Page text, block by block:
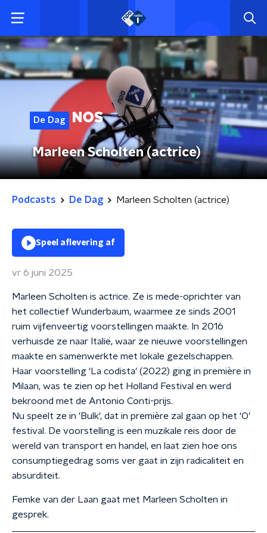
De Dag
Marleen Scholten (actrice)
Podcasts De Dag Marleen Scholten (actrice)
Speel aflevering af
vr 6 juni 2025
Marleen Scholten is actrice. Ze is mede-oprichter van
het collectief Wunderbaum, waarmee ze sinds 2001
ruim vijfenveertig voorstellingen maakte. In 2016
verhuisde ze naar Italië, waar ze nieuwe voorstellingen
maakte en samenwerkte met lokale gezelschappen.
Haar voorstelling ‘La codista’ (2022) ging in première in
Milaan, was te zien op het Holland Festival en werd
bekroond met de Antonio Conti-prijs.
Nu speelt ze in 'Bulk', dat in première zal gaan op het ‘O’
festival. De voorstelling is een muzikale reis door de
wereld van transport en handel, en laat zien hoe ons
consumptiegedrag soms ver gaat in zijn radicaliteit en
absurditeit.
Femke van der Laan gaat met Marleen Scholten in
gesprek.